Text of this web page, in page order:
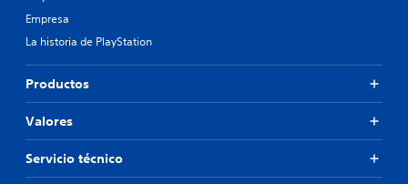
Empresa
La historia de PlayStation
Productos
Valores
Servicio técnico